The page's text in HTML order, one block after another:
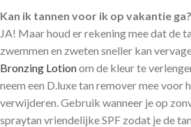
Kan ik tannen voor ik op vakantie ga?
JA! Maar houd er rekening mee dat de
zwemmen en zweten sneller kan
Bronzing Lotionom de kleur te
neem een D.luxe tan remover mee voor
verwijderen. Gebruik wanneer je op
spraytan vriendelijke SPF zodat je de